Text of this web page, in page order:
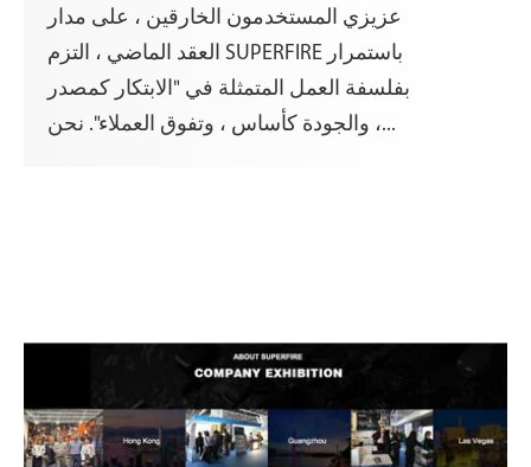
عزيزي المستخدمون الخارقين ، على مدار
العقد الماضي ، التزم SUPERFIRE باستمرار
بفلسفة العمل المتمثلة في "الابتكار كمصدر
، والجودة كأساس ، وتفوق العملاء". نحن...